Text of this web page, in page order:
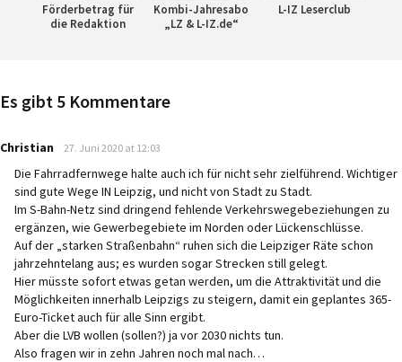
Förderbetrag für
die Redaktion
Kombi-Jahresabo
„LZ & L-IZ.de“
L-IZ Leserclub
Es gibt 5 Kommentare
Christian says:
27. Juni 2020 at 12:03
Die Fahrradfernwege halte auch ich für nicht sehr zielführend. Wichtiger
sind gute Wege IN Leipzig, und nicht von Stadt zu Stadt.
Im S-Bahn-Netz sind dringend fehlende Verkehrswegebeziehungen zu
ergänzen, wie Gewerbegebiete im Norden oder Lückenschlüsse.
Auf der „starken Straßenbahn“ ruhen sich die Leipziger Räte schon
jahrzehntelang aus; es wurden sogar Strecken still gelegt.
Hier müsste sofort etwas getan werden, um die Attraktivität und die
Möglichkeiten innerhalb Leipzigs zu steigern, damit ein geplantes 365-
Euro-Ticket auch für alle Sinn ergibt.
Aber die LVB wollen (sollen?) ja vor 2030 nichts tun.
Also fragen wir in zehn Jahren noch mal nach…